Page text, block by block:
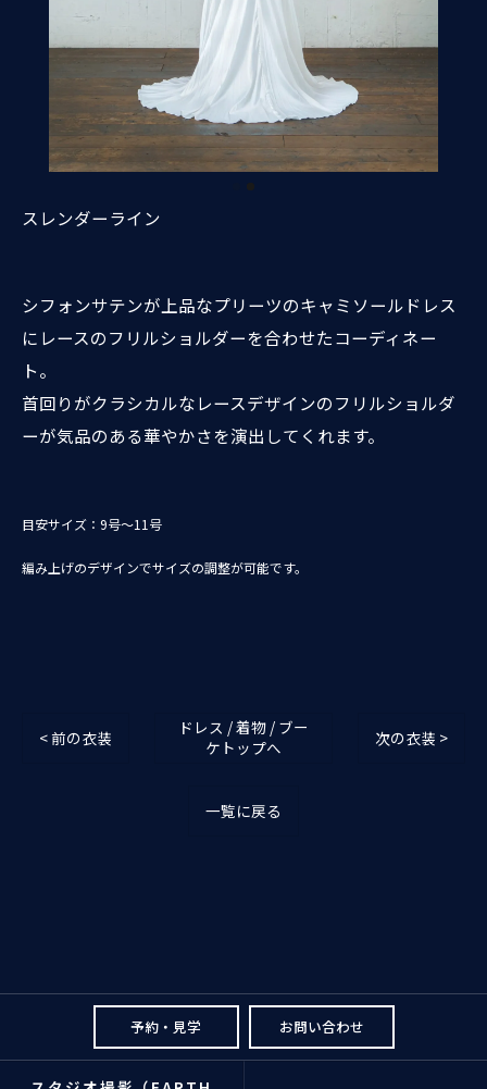
スレンダーライン
シフォンサテンが上品なプリーツのキャミソールドレス
にレースのフリルショルダーを合わせたコーディネー
ト。
首回りがクラシカルなレースデザインのフリルショルダ
ーが気品のある華やかさを演出してくれます。
目安サイズ：9号～11号
編み上げのデザインでサイズの調整が可能です。
< 前の衣装
ドレス / 着物 / ブー
ケトップへ
次の衣装 >
一覧に戻る
予約・見学 お問い合わせ